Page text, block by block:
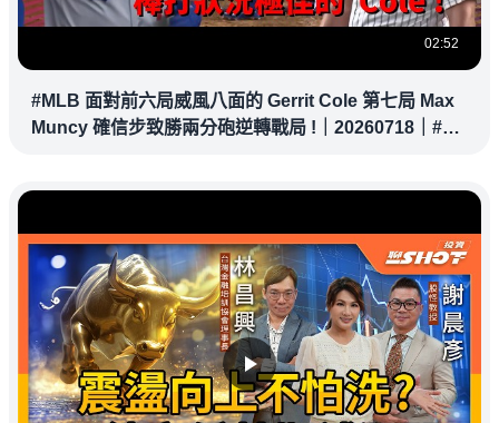
02:52
#MLB 面對前六局威風八面的 Gerrit Cole 第七局 Max
Muncy 確信步致勝兩分砲逆轉戰局 !｜20260718｜#洛